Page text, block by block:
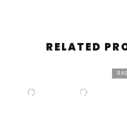
RELATED